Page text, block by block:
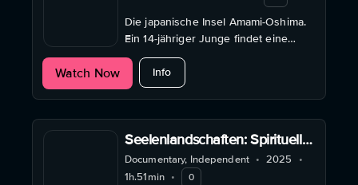
Die japanische Insel Amami-Oshima.
Ein 14-jähriger Junge findet eine
Leiche, die im Meer treibt. Er bittet
seine Freundin um Hilfe.
Watch Now Infoabout Still the Water
Seelenlandschaften: Spirituelle
Orte in Deutschland
Documentary, Independent • 2025
•
1h.51min • 0